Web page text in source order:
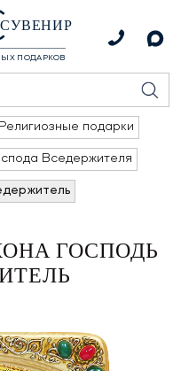
СУВЕНИР
ПОДАРКОВ
Религиозные подарки
Вседержителя
ГОСПОДЬ